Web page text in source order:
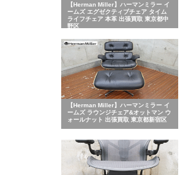
【Herman Miller】ハーマンミラー イ
ームズ エグゼクティブチェア タイム
ライフチェア 本革 出張買取 東京都中
野区
【Herman Miller】ハーマンミラー イ
ームズ ラウンジチェア&オットマン ウ
ォールナット 出張買取 東京都新宿区